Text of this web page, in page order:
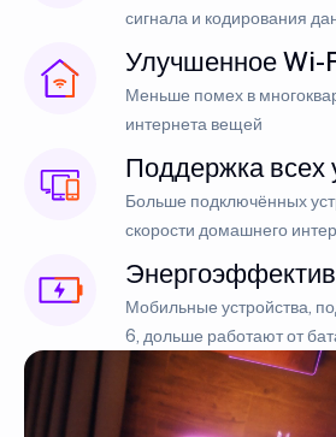
сигнала и кодирования
Улучшенное Wi-
Меньше помех в
интернета вещей
Поддержка всех
Больше подключённых
скорости домашнего
Мобильные устройства,
6, дольше работают от